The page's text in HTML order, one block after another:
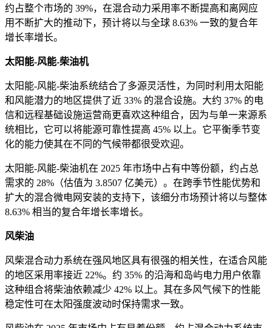
约占整个市场的 39%，在混合动力采用率不断提高和离网应
用不断扩大的推动下，预计将以与全球 8.63% 一致的复合年
增长率增长。
太阳能-风能-柴油机
太阳能-风能-柴油系统结合了多源灵活性，为同时利用太阳能
和风能潜力的地区提供了近 33% 的混合设施。大约 37% 的电
信和远程基础设施运营商更喜欢这种组合，因为与单一来源系
统相比，它可以将能源可靠性提高 45% 以上。它平衡季节变
化的能力使其在不同的气候带都很受欢迎。
太阳能-风能-柴油机在 2025 年市场中占有中等份额，约占总
需求的 28%（估值为 3.8507 亿美元）。在跨季节性能优势和
扩大的混合微电网安装的支持下，该细分市场预计将以与整体
8.63% 相当的复合年增长率增长。
风柴油
风柴混合动力系统在强风地区具有很强的相关性，在适合风能
的地区采用率接近 22%。约 35% 的沿海和岛屿电力用户依靠
这种组合将柴油依赖减少 42% 以上。其在多风气候下的性能
稳定性可在太阳强度波动时保持需求一致。